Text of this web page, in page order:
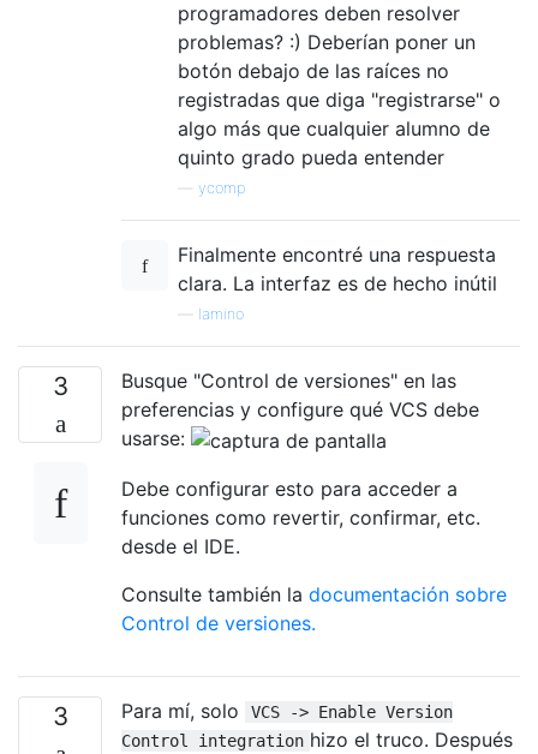
programadores deben resolver
problemas? :) Deberían poner un
botón debajo de las raíces no
registradas que diga "registrarse" o
algo más que cualquier alumno de
quinto grado pueda entender
ycomp
Finalmente encontré una respuesta
clara. La interfaz es de hecho inútil
lamino
3
Busque "Control de versiones" en las
preferencias y configure qué VCS debe
usarse:
Debe configurar esto para acceder a
funciones como revertir, confirmar, etc.
desde el IDE.
Consulte también la documentación sobre
Control de versiones.
3 Para mí, solo
VCS -> Enable Version
Control integration hizo el truco. Después